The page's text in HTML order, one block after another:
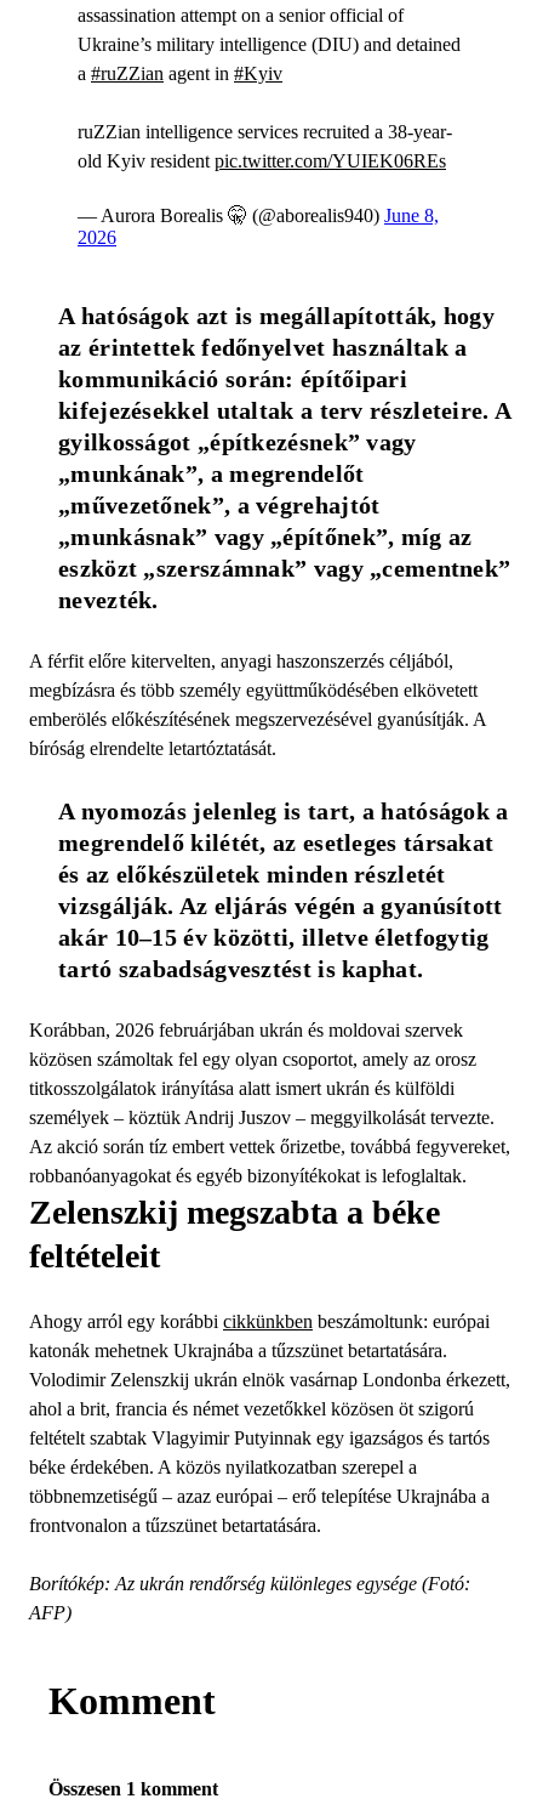
assassination attempt on a senior official of
Ukraine’s military intelligence (DIU) and detained
a #ruZZian agent in #Kyiv
ruZZian intelligence services recruited a 38-year-
old Kyiv resident pic.twitter.com/YUIEK06REs
— Aurora Borealis 🤫 (@aborealis940) June 8,
2026
A hatóságok azt is megállapították, hogy
az érintettek fedőnyelvet használtak a
kommunikáció során: építőipari
kifejezésekkel utaltak a terv részleteire. A
gyilkosságot „építkezésnek” vagy
„munkának”, a megrendelőt
„művezetőnek”, a végrehajtót
„munkásnak” vagy „építőnek”, míg az
eszközt „szerszámnak” vagy „cementnek”
nevezték.
A férfit előre kitervelten, anyagi haszonszerzés céljából,
megbízásra és több személy együttműködésében elkövetett
emberölés előkészítésének megszervezésével gyanúsítják. A
bíróság elrendelte letartóztatását.
A nyomozás jelenleg is tart, a hatóságok a
megrendelő kilétét, az esetleges társakat
és az előkészületek minden részletét
vizsgálják. Az eljárás végén a gyanúsított
akár 10–15 év közötti, illetve életfogytig
tartó szabadságvesztést is kaphat.
Korábban, 2026 februárjában ukrán és moldovai szervek
közösen számoltak fel egy olyan csoportot, amely az orosz
titkosszolgálatok irányítása alatt ismert ukrán és külföldi
személyek – köztük Andrij Juszov – meggyilkolását tervezte.
Az akció során tíz embert vettek őrizetbe, továbbá fegyvereket,
robbanóanyagokat és egyéb bizonyítékokat is lefoglaltak.
Zelenszkij megszabta a béke
feltételeit
Ahogy arról egy korábbi cikkünkben beszámoltunk: európai
katonák mehetnek Ukrajnába a tűzszünet betartatására.
Volodimir Zelenszkij ukrán elnök vasárnap Londonba érkezett,
ahol a brit, francia és német vezetőkkel közösen öt szigorú
feltételt szabtak Vlagyimir Putyinnak egy igazságos és tartós
béke érdekében. A közös nyilatkozatban szerepel a
többnemzetiségű – azaz európai – erő telepítése Ukrajnába a
frontvonalon a tűzszünet betartatására.
Borítókép: Az ukrán rendőrség különleges egysége (Fotó:
AFP)
Komment
Összesen 1 komment